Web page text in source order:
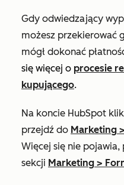
Gdy odwiedzający
możesz przekierować
mógł dokonać
się więcej o procesie
kupującego.
Na koncie HubSpot
przejdź do Marketing >
Więcej się nie
sekcji Marketing >